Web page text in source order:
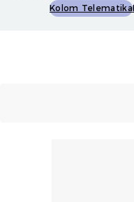
Kolom Telematika